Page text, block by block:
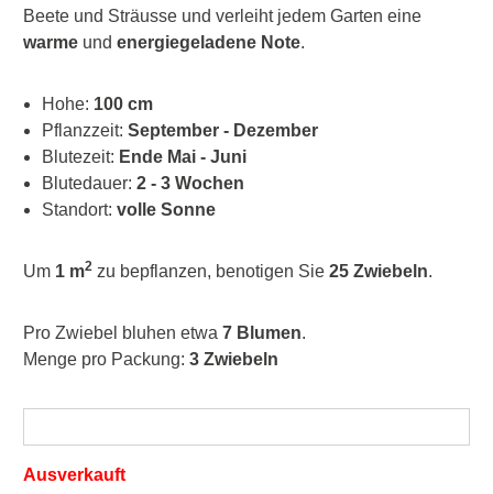
Beete und Sträusse und verleiht jedem Garten eine
warme und energiegeladene Note.
Hohe: 100 cm
Pflanzzeit: September - Dezember
Blutezeit: Ende Mai - Juni
Blutedauer: 2 - 3 Wochen
Standort: volle Sonne
Um 1 m2 zu bepflanzen, benotigen Sie 25 Zwiebeln.
Pro Zwiebel bluhen etwa 7 Blumen.
Menge pro Packung: 3 Zwiebeln
Ausverkauft